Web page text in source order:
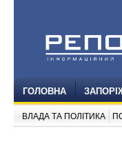
ГОЛОВНА
ВЛАДА ТА ПОЛІТИКА